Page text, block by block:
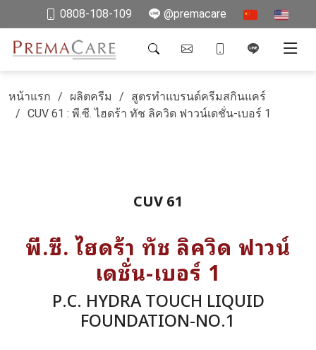
0808-108-109 @premacare
หน้าแรก ผลิตครีม
สูตรทำแบรนด์ครีมสกินแคร์
CUV 61 : พี.ซี. ไฮดร้า ทัช ลิควิด ฟาวน์เดชั่น-เบอร์ 1
CUV 61
พี.ซี. ไฮดร้า ทัช ลิควิด ฟาวน์
เดชั่น-เบอร์ 1
P.C. HYDRA TOUCH LIQUID
FOUNDATION-NO.1